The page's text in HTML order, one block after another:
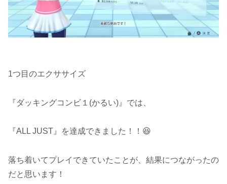
1つ目のエクササイズ
『ダッキングコンビ１(かるい)』では、
『ALL JUST』を達成できました！！😆
落ち着いてプレイできていたことが、結果につながったの
だと思います！